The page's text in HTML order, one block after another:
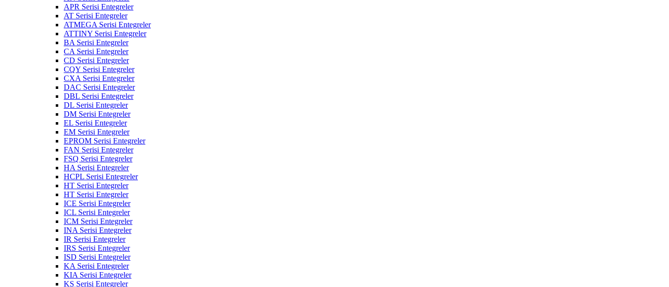
APR Serisi Entegreler
AT Serisi Entegreler
ATMEGA Serisi Entegreler
ATTINY Serisi Entegreler
BA Serisi Entegreler
CA Serisi Entegreler
CD Serisi Entegreler
CQY Serisi Entegreler
CXA Serisi Entegreler
DAC Serisi Entegreler
DBL Serisi Entegreler
DL Serisi Entegreler
DM Serisi Entegreler
EL Serisi Entegreler
EM Serisi Entegreler
EPROM Serisi Entegreler
FAN Serisi Entegreler
FSQ Serisi Entegreler
HA Serisi Entegreler
HCPL Serisi Entegreler
HT Serisi Entegreler
HT Serisi Entegreler
ICE Serisi Entegreler
ICL Serisi Entegreler
ICM Serisi Entegreler
INA Serisi Entegreler
IR Serisi Entegreler
IRS Serisi Entegreler
ISD Serisi Entegreler
KA Serisi Entegreler
KIA Serisi Entegreler
KS Serisi Entegreler